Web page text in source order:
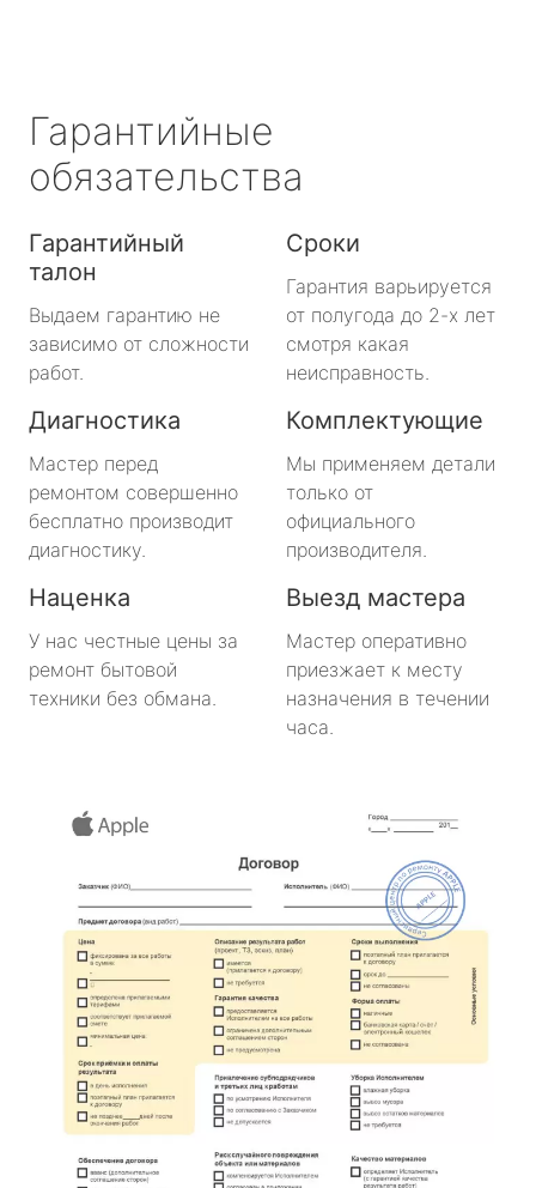
Гарантийные
обязательства
Гарантийный
талон
Выдаем гарантию не
зависимо от сложности
работ.
Сроки
Гарантия варьируется
от полугода до 2-х лет
смотря какая
неисправность.
Диагностика
Мастер перед
ремонтом совершенно
бесплатно производит
диагностику.
Комплектующие
Мы применяем детали
только от
официального
производителя.
Наценка
У нас честные цены за
ремонт бытовой
техники без обмана.
Выезд мастера
Мастер оперативно
приезжает к месту
назначения в течении
часа.